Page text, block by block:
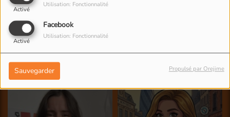
Activé
Utilisation: Fonctionnalité
Facebook
Activé
Utilisation: Fonctionnalité
Sauvegarder Propulsé par Orejime